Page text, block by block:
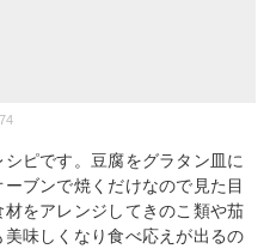
ピです。豆腐をグラタン皿に
ブンで焼くだけなので見た目
をアレンジしてきのこ類や茄
味しくなり食べ応えが出るの